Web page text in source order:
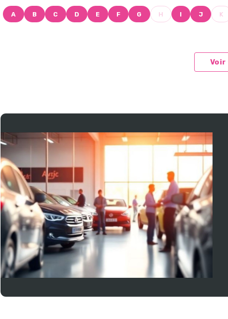
A B C D E F G H I J K